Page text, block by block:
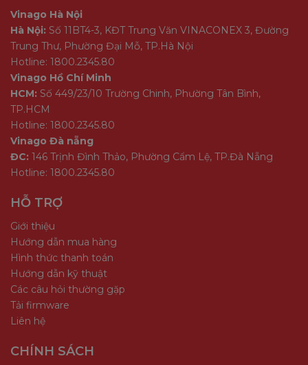
Vinago Hà Nội
Hà Nội: Số 11BT4-3, KĐT Trung Văn VINACONEX 3, Đường
Trung Thư, Phường Đại Mỗ, TP.Hà Nội
Hotline: 1800.2345.80
Vinago Hồ Chí Minh
HCM: Số 449/23/10 Trường Chinh, Phường Tân Bình,
TP.HCM
Hotline: 1800.2345.80
Vinago Đà nẵng
ĐC: 146 Trịnh Đình Thảo, Phường Cẩm Lệ, TP.Đà Nẵng
Hotline: 1800.2345.80
HỖ TRỢ
Giới thiệu
Hướng dẫn mua hàng
Hình thức thanh toán
Hướng dẫn kỹ thuật
Các câu hỏi thường gặp
Tải firmware
Liên hệ
CHÍNH SÁCH